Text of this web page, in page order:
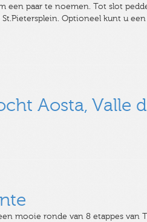
een paar te noemen. Tot slot
Optioneel kunt u
Aosta, Valle
mooie ronde van 8 etappes van